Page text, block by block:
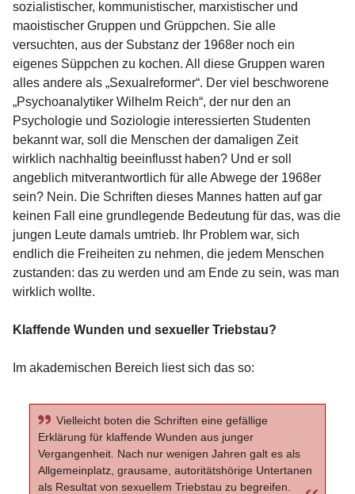
sozialistischer, kommunistischer, marxistischer und
maoistischer Gruppen und Grüppchen. Sie alle
versuchten, aus der Substanz der 1968er noch ein
eigenes Süppchen zu kochen. All diese Gruppen waren
alles andere als „Sexualreformer“. Der viel beschworene
„Psychoanalytiker Wilhelm Reich“, der nur den an
Psychologie und Soziologie interessierten Studenten
bekannt war, soll die Menschen der damaligen Zeit
wirklich nachhaltig beeinflusst haben? Und er soll
angeblich mitverantwortlich für alle Abwege der 1968er
sein? Nein. Die Schriften dieses Mannes hatten auf gar
keinen Fall eine grundlegende Bedeutung für das, was die
jungen Leute damals umtrieb. Ihr Problem war, sich
endlich die Freiheiten zu nehmen, die jedem Menschen
zustanden: das zu werden und am Ende zu sein, was man
wirklich wollte.
Klaffende Wunden und sexueller Triebstau?
Im akademischen Bereich liest sich das so:
Vielleicht boten die Schriften eine gefällige
Erklärung für klaffende Wunden aus junger
Vergangenheit. Nach nur wenigen Jahren galt es als
Allgemeinplatz, grausame, autoritätshörige Untertanen
als Resultat von sexuellem Triebstau zu begreifen.